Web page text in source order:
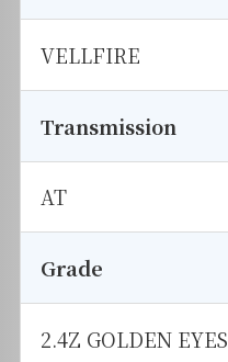
VELLFIRE
Transmission
AT
Grade
2.4Z GOLDEN EYES